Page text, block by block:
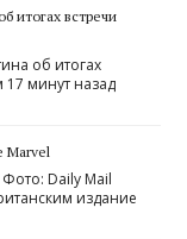
итогах встречи
об итогах
17 минут назад
Marvel
Daily Mail
издание